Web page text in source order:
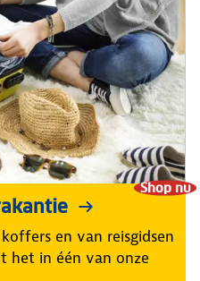
Shop nu
en van reisgidsen
het in één van onze